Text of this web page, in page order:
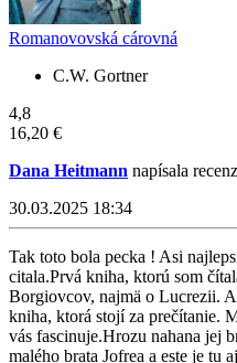
Romanovovská cárovná
C.W. Gortner
4,8
16,20 €
Dana Heitmann napísala
30.03.2025 18:34
Tak toto bola pecka ! Asi
citala.Prvá kniha, ktorú som
Borgiovcov, najmä o Lucrezii.
kniha, ktorá stojí za prečítanie.
vás fascinuje.Hrozu nahana jej
malého brata Jofrea a este je tu